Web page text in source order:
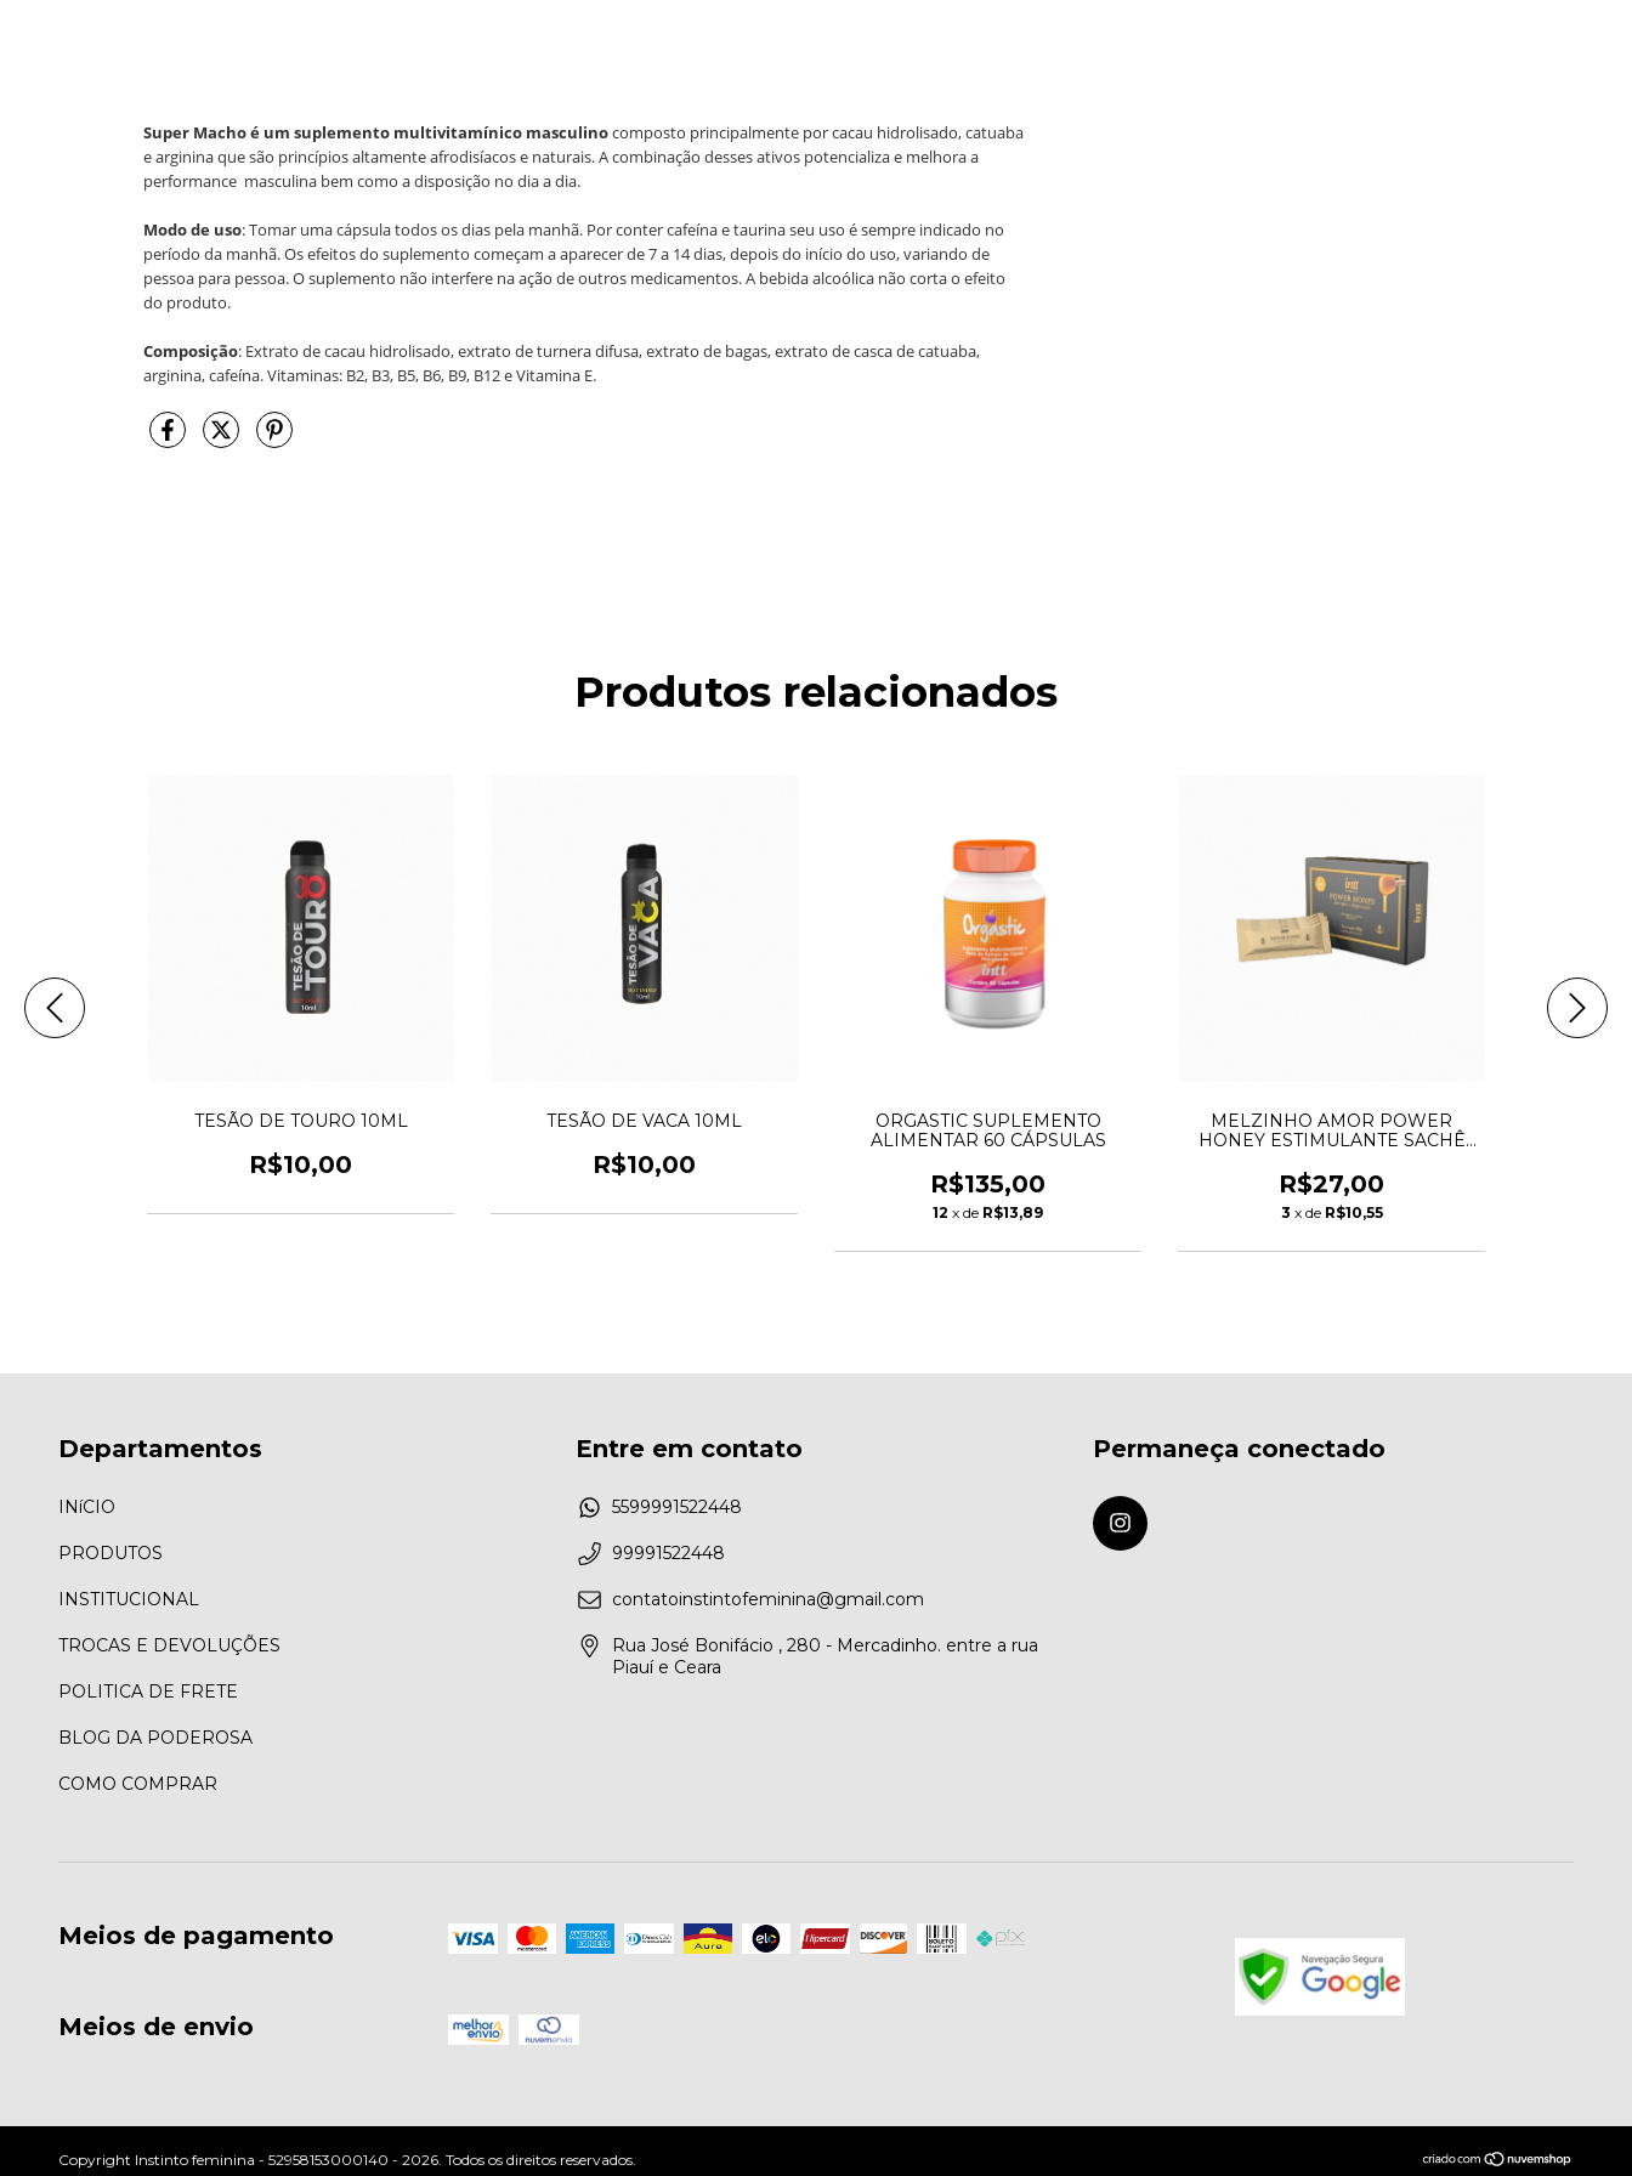
Super Macho é um suplemento multivitamínico masculinocomposto principalmente por cacau hidrolisado, catuaba
e arginina que são princípios altamente afrodisíacos e naturais. A combinação desses ativos potencializa e melhora a
performance masculina bem como a disposição no dia a dia.
Modo de uso: Tomar uma cápsula todos os dias pela manhã. Por conter cafeína e taurina seu uso é sempre indicado no
período da manhã. Os efeitos do suplemento começam a aparecer de 7 a 14 dias, depois do início do uso, variando de
pessoa para pessoa. O suplemento não interfere na ação de outros medicamentos. A bebida alcoólica não corta o efeito
do produto.
Composição: Extrato de cacau hidrolisado, extrato de turnera difusa, extrato de bagas, extrato de casca de catuaba,
arginina, cafeína. Vitaminas: B2, B3, B5, B6, B9, B12 e Vitamina E.
Produtos relacionados
TESÃO DE TOURO 10ML
R$10,00
TESÃO DE VACA 10ML
R$10,00
ORGASTIC SUPLEMENTO
ALIMENTAR 60 CÁPSULAS
R$135,00
12 x de R$13,89
MELZINHO AMOR POWER
HONEY ESTIMULANTE SACHÊ
R$27,00
3 x de R$10,55
Departamentos
INíCIO
PRODUTOS
INSTITUCIONAL
TROCAS E DEVOLUÇÕES
POLITICA DE FRETE
BLOG DA PODEROSA
COMO COMPRAR
Entre em contato
5599991522448
99991522448
contatoinstintofeminina@gmail.com
Rua José Bonifácio , 280 - Mercadinho. entre a rua
Piauí e Ceara
Permaneça conectado
Meios de pagamento
Meios de envio
Copyright Instinto feminina - 52958153000140 - 2026. Todos os direitos reservados.